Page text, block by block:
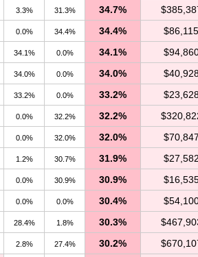
3.3% 31.3% 34.7%
0.0% 34.4% 34.4% $86,115
34.1% 0.0% 34.1%
34.0% 0.0% 34.0%
33.2% 0.0% 33.2%
0.0% 32.2% 32.2%
0.0% 32.0% 32.0% $70,847
1.2% 30.7% 31.9% $27,582
0.0% 30.9% 30.9%
0.0% 0.0% 30.4%
28.4% 1.8% 30.3%
2.8% 27.4% 30.2%